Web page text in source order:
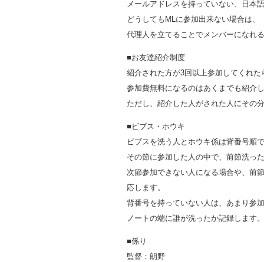
メールアドレスを持っていない、日本
どうしてもMLに参加出来ない場合は、
代理人を立てることでメンバーになれ
■お友達紹介制度
紹介された方が3回以上参加してくれ
参加費無料になるのはあくまでも紹介
ただし、紹介した人がされた人にその
■ビブス・ホウキ
ビブスを洗う人とホウキ係は背番号順
その節に参加した人の中で、前節洗っ
次節参加できない人になる場合や、前
応します。
背番号を持っていない人は、あまり参
ノートの端に誰が洗ったか記録します。
■係り
監督：朗野